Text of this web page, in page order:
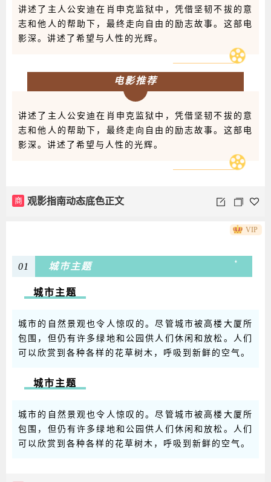
讲述了主人公安迪在肖申克监狱中，凭借坚韧不拔的意
志和他人的帮助下，最终走向自由的励志故事。这部电
影深。讲述了希望与人性的光辉。
电影推荐
讲述了主人公安迪在肖申克监狱中，凭借坚韧不拔的意
志和他人的帮助下，最终走向自由的励志故事。这部电
影深。讲述了希望与人性的光辉。
商 观影指南动态底色正文
01 城市主题
城市主题
城市的自然景观也令人惊叹的。尽管城市被高楼大厦所
包围，但仍有许多绿地和公园供人们休闲和放松。人们
可以欣赏到各种各样的花草树木，呼吸到新鲜的空气。
城市主题
城市的自然景观也令人惊叹的。尽管城市被高楼大厦所
包围，但仍有许多绿地和公园供人们休闲和放松。人们
可以欣赏到各种各样的花草树木，呼吸到新鲜的空气。
VIP